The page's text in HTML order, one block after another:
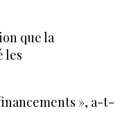
que la
les
», a-t-